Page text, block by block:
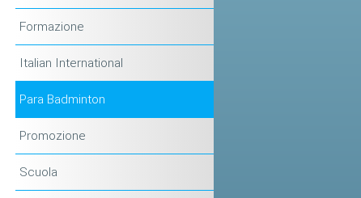
Formazione
Italian International
Para Badminton
Promozione
Scuola